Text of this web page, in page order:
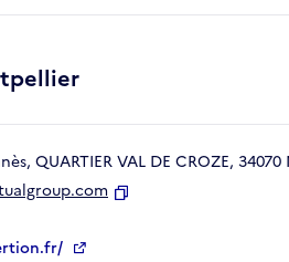
QUARTIER VAL DE CROZE,